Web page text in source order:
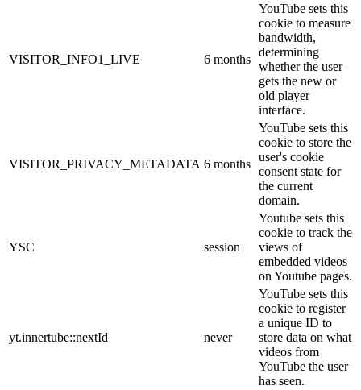
VISITOR_INFO1_LIVE 6 months
YouTube sets this
cookie to measure
bandwidth,
determining
whether the user
gets the new or
old player
interface.
VISITOR_PRIVACY_METADATA 6 months
YouTube sets this
cookie to store the
user's cookie
consent state for
the current
domain.
YSC session
Youtube sets this
cookie to track the
views of
embedded videos
on Youtube pages.
yt.innertube::nextId never
YouTube sets this
cookie to register
a unique ID to
store data on what
videos from
YouTube the user
has seen.